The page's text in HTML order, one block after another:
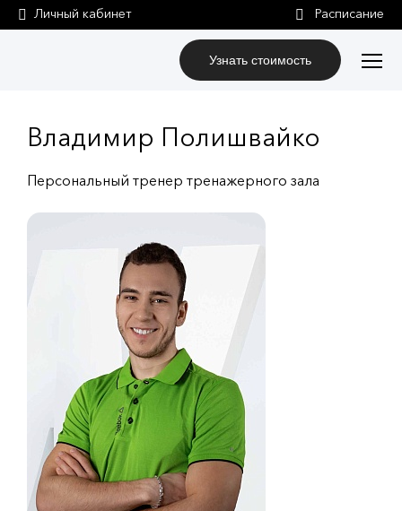
Личный кабинет
Узнать стоимость
Владимир Полишвайко
Персональный тренер тренажерного зала